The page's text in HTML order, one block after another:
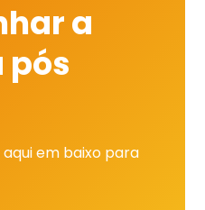
a
pós
em baixo para